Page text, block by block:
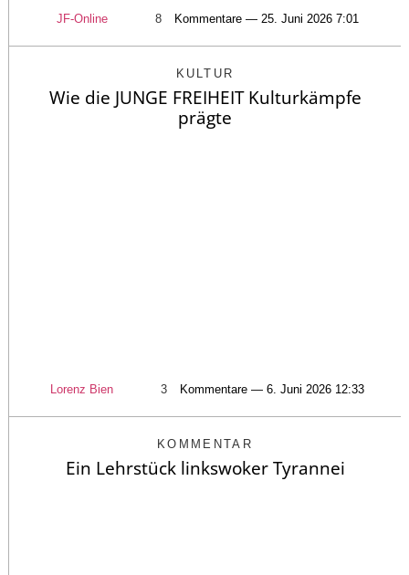
JF-Online 8 Kommentare — 25. Juni 2026 7:01
KULTUR
Wie die JUNGE FREIHEIT Kulturkämpfe
prägte
Lorenz Bien 3 Kommentare — 6. Juni 2026 12:33
KOMMENTAR
Ein Lehrstück linkswoker Tyrannei